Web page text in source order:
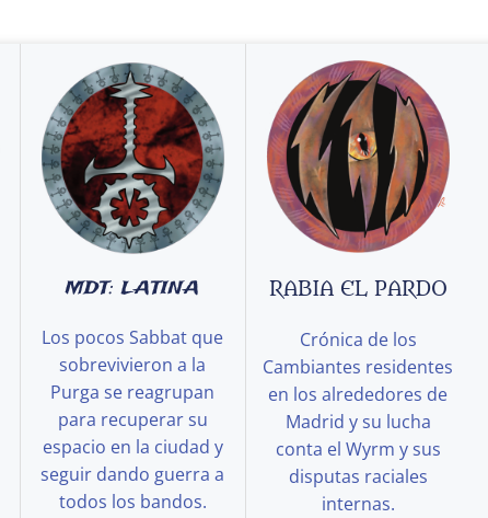
MDT: LATINA
Los pocos Sabbat que
sobrevivieron a la
Purga se reagrupan
para recuperar su
espacio en la ciudad y
seguir dando guerra a
todos los bandos.
RABIA EL PARDO
Crónica de los
Cambiantes residentes
en los alrededores de
Madrid y su lucha
conta el Wyrm y sus
disputas raciales
internas.